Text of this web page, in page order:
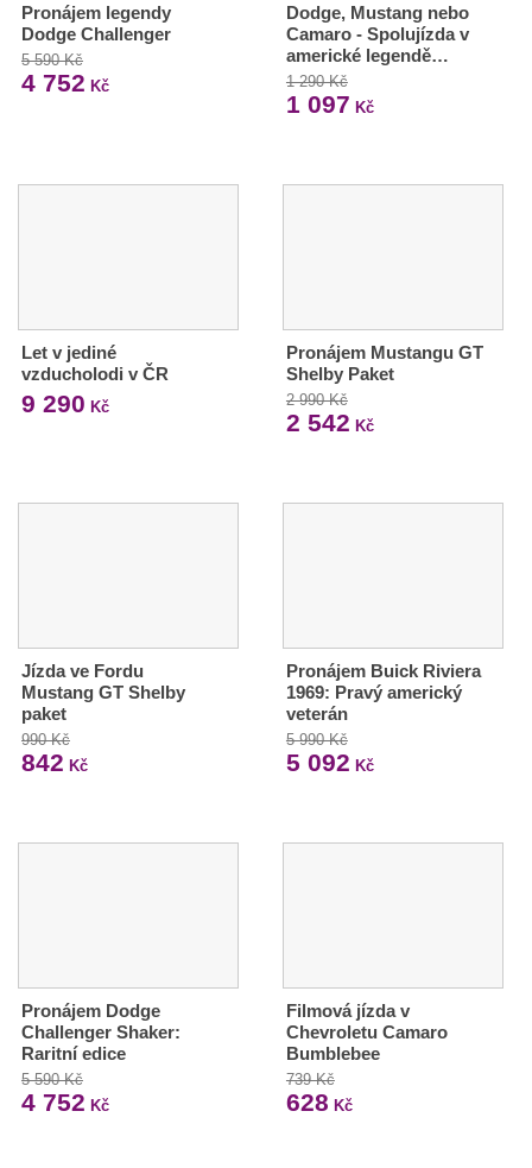
Pronájem legendy
Dodge Challenger
5 590 Kč
4 752 Kč
Dodge, Mustang nebo
Camaro - Spolujízda v
americké legendě…
1 290 Kč
1 097 Kč
Let v jediné
vzducholodi v ČR
9 290 Kč
Pronájem Mustangu GT
Shelby Paket
2 990 Kč
2 542 Kč
Jízda ve Fordu
Mustang GT Shelby
paket
990 Kč
842 Kč
Pronájem Buick Riviera
1969: Pravý americký
veterán
5 990 Kč
5 092 Kč
Pronájem Dodge
Challenger Shaker:
Raritní edice
5 590 Kč
4 752 Kč
Filmová jízda v
Chevroletu Camaro
Bumblebee
739 Kč
628 Kč